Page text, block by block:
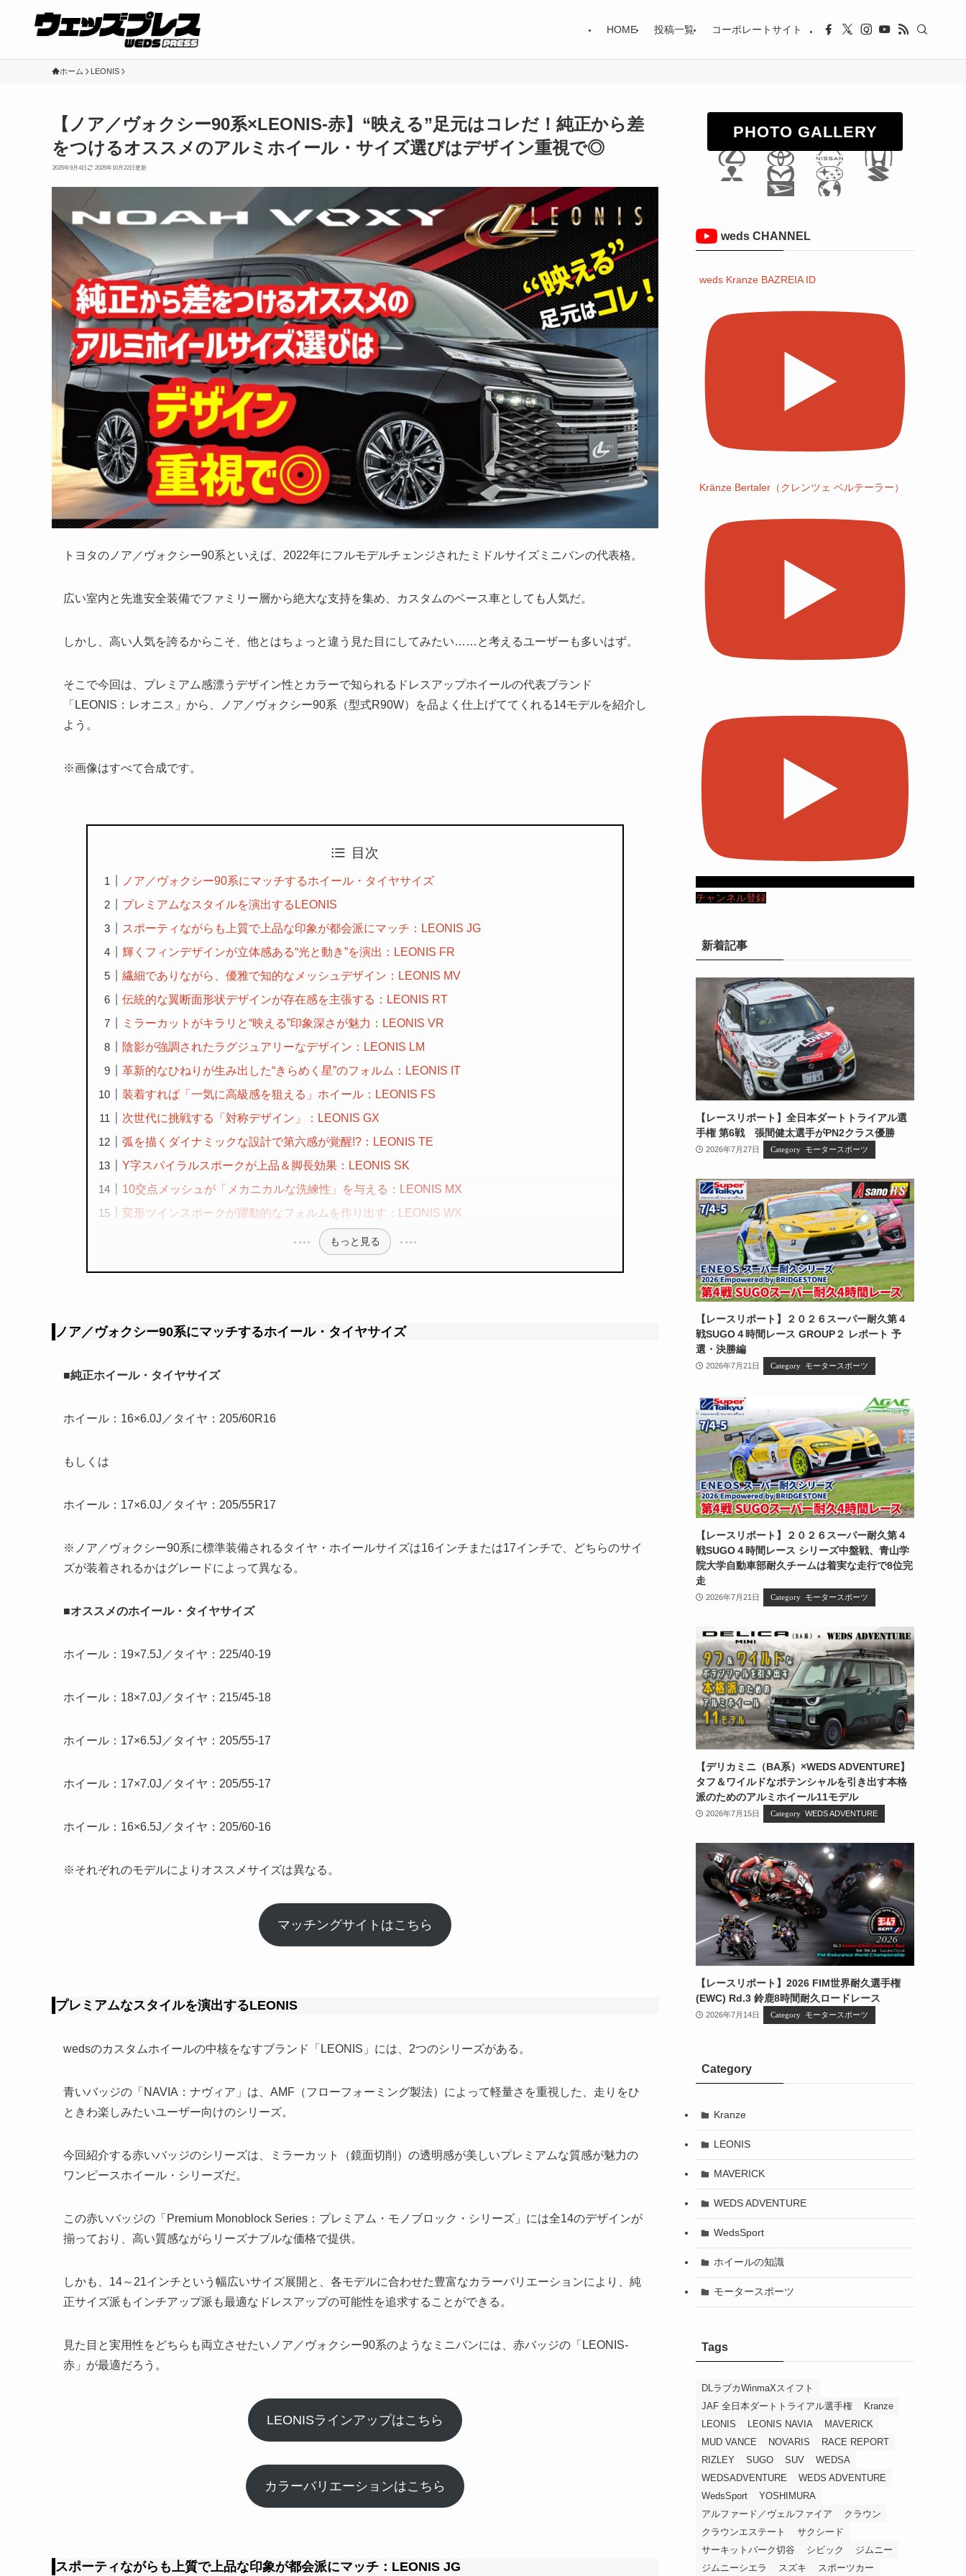
HOME 投稿一覧 コーポレートサイト
ホーム LEONIS
【ノア／ヴォクシー90系×LEONIS-赤】“映える”足元はコレだ！純正から差
をつけるオススメのアルミホイール・サイズ選びはデザイン重視で◎
2025年9月4日 2025年10月22日
トヨタのノア／ヴォクシー90系といえば、2022年にフルモデルチェンジされたミドルサイズミニバンの代表格。
広い室内と先進安全装備でファミリー層から絶大な支持を集め、カスタムのベース車としても人気だ。
しかし、高い人気を誇るからこそ、他とはちょっと違う見た目にしてみたい……と考えるユーザーも多いはず。
そこで今回は、プレミアム感漂うデザイン性とカラーで知られるドレスアップホイールの代表ブランド
「LEONIS：レオニス」から、ノア／ヴォクシー90系（型式R90W）を品よく仕上げててくれる14モデルを紹介し
よう。
※画像はすべて合成です。
目次
ノア／ヴォクシー90系にマッチするホイール・タイヤサイズ
プレミアムなスタイルを演出するLEONIS
スポーティながらも上質で上品な印象が都会派にマッチ：LEONIS JG
輝くフィンデザインが立体感ある“光と動き”を演出：LEONIS FR
繊細でありながら、優雅で知的なメッシュデザイン：LEONIS MV
伝統的な翼断面形状デザインが存在感を主張する：LEONIS RT
ミラーカットがキラリと“映える”印象深さが魅力：LEONIS VR
陰影が強調されたラグジュアリーなデザイン：LEONIS LM
革新的なひねりが生み出した“きらめく星”のフォルム：LEONIS IT
装着すれば「一気に高級感を狙える」ホイール：LEONIS FS
次世代に挑戦する「対称デザイン」：LEONIS GX
弧を描くダイナミックな設計で第六感が覚醒!?：LEONIS TE
Y字スパイラルスポークが上品＆脚長効果：LEONIS SK
10交点メッシュが「メカニカルな洗練性」を与える：LEONIS MX
変形ツインスポークが躍動的なフォルムを作り出す：LEONIS WX
もっと見る
ノア／ヴォクシー90系にマッチするホイール・タイヤサイズ
■純正ホイール・タイヤサイズ
ホイール：16×6.0J／タイヤ：205/60R16
もしくは
ホイール：17×6.0J／タイヤ：205/55R17
※ノア／ヴォクシー90系に標準装備されるタイヤ・ホイールサイズは16インチまたは17インチで、どちらのサイ
ズが装着されるかはグレードによって異なる。
■オススメのホイール・タイヤサイズ
ホイール：19×7.5J／タイヤ：225/40-19
ホイール：18×7.0J／タイヤ：215/45-18
ホイール：17×6.5J／タイヤ：205/55-17
ホイール：17×7.0J／タイヤ：205/55-17
ホイール：16×6.5J／タイヤ：205/60-16
※それぞれのモデルによりオススメサイズは異なる。
マッチングサイトはこちら
プレミアムなスタイルを演出するLEONIS
wedsのカスタムホイールの中核をなすブランド「LEONIS」には、2つのシリーズがある。
青いバッジの「NAVIA：ナヴィア」は、AMF（フローフォーミング製法）によって軽量さを重視した、走りをひ
ときわ楽しみたいユーザー向けのシリーズ。
今回紹介する赤いバッジのシリーズは、ミラーカット（鏡面切削）の透明感が美しいプレミアムな質感が魅力の
ワンピースホイール・シリーズだ。
この赤いバッジの「Premium Monoblock Series：プレミアム・モノブロック・シリーズ」には全14のデザインが
揃っており、高い質感ながらリーズナブルな価格で提供。
しかも、14～21インチという幅広いサイズ展開と、各モデルに合わせた豊富なカラーバリエーションにより、純
正サイズ派もインチアップ派も最適なドレスアップの可能性を追求することができる。
見た目と実用性をどちらも両立させたいノア／ヴォクシー90系のようなミニバンには、赤バッジの「LEONIS-
赤」が最適だろう。
LEONISラインアップはこちら
カラーバリエーションはこちら
スポーティながらも上質で上品な印象が都会派にマッチ：LEONIS JG
PHOTO GALLERY
weds CHANNEL
weds Kranze BAZREIA ID
Kränze Bertaler（クレンツェ ベルテーラー）
チャンネル登録
新着記事
【レースリポート】全日本ダートトライアル選
手権 第6戦 張間健太選手がPN2クラス優勝
2026年7月27日 モータースポーツ
【レースリポート】２０２６スーパー耐久第４
戦SUGO４時間レース GROUP２ レポート 予
選・決勝編
2026年7月21日 モータースポーツ
【レースリポート】２０２６スーパー耐久第４
戦SUGO４時間レース シリーズ中盤戦、青山学
院大学自動車部耐久チームは着実な走行で8位完
走
2026年7月21日 モータースポーツ
【デリカミニ（BA系）×WEDS ADVENTURE】
タフ＆ワイルドなポテンシャルを引き出す本格
派のためのアルミホイール11モデル
2026年7月15日 WEDS ADVENTURE
【レースリポート】2026 FIM世界耐久選手権
(EWC) Rd.3 鈴鹿8時間耐久ロードレース
2026年7月14日 モータースポーツ
Category
Kranze
LEONIS
MAVERICK
WEDS ADVENTURE
WedsSport
ホイールの知識
モータースポーツ
Tags
DLラブカWinmaXスイフト
JAF 全日本ダートトライアル選手権
Kranze
LEONIS
LEONIS NAVIA
MAVERICK
MUD VANCE
NOVARIS
RACE REPORT
RIZLEY
SUGO SUV
WEDSA
WEDSADVENTURE
WEDS ADVENTURE
WedsSport
YOSHIMURA
アルファード／ヴェルファイア
クラウン
クラウンエステート
サクシード
サーキットパーク切谷
シビック
ジムニー
ジムニーシエラ
スズキ スポーツカー